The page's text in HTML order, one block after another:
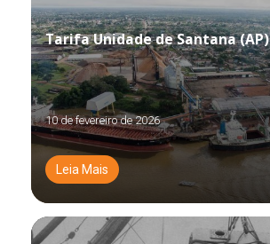
Leia Mais
Tarifa Unidade de Santana (AP)
10 de fevereiro de 2026